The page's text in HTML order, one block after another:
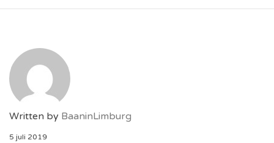
Written by BaaninLimburg
5 juli 2019